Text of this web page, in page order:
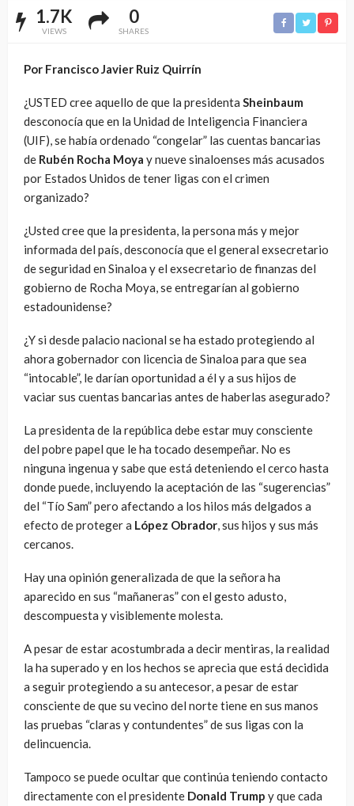
1.7K
VIEWS
0
SHARES
Por Francisco Javier Ruiz Quirrín
¿USTED cree aquello de que la presidenta Sheinbaum
desconocía que en la Unidad de Inteligencia Financiera
(UIF), se había ordenado “congelar” las cuentas bancarias
de Rubén Rocha Moya y nueve sinaloenses más acusados
por Estados Unidos de tener ligas con el crimen
organizado?
¿Usted cree que la presidenta, la persona más y mejor
informada del país, desconocía que el general exsecretario
de seguridad en Sinaloa y el exsecretario de finanzas del
gobierno de Rocha Moya, se entregarían al gobierno
estadounidense?
¿Y si desde palacio nacional se ha estado protegiendo al
ahora gobernador con licencia de Sinaloa para que sea
“intocable”, le darían oportunidad a él y a sus hijos de
vaciar sus cuentas bancarias antes de haberlas asegurado?
La presidenta de la república debe estar muy consciente
del pobre papel que le ha tocado desempeñar. No es
ninguna ingenua y sabe que está deteniendo el cerco hasta
donde puede, incluyendo la aceptación de las “sugerencias”
del “Tío Sam” pero afectando a los hilos más delgados a
efecto de proteger a López Obrador, sus hijos y sus más
cercanos.
Hay una opinión generalizada de que la señora ha
aparecido en sus “mañaneras” con el gesto adusto,
descompuesta y visiblemente molesta.
A pesar de estar acostumbrada a decir mentiras, la realidad
la ha superado y en los hechos se aprecia que está decidida
a seguir protegiendo a su antecesor, a pesar de estar
consciente de que su vecino del norte tiene en sus manos
las pruebas “claras y contundentes” de sus ligas con la
delincuencia.
Tampoco se puede ocultar que continúa teniendo contacto
directamente con el presidente Donald Trump y que cada